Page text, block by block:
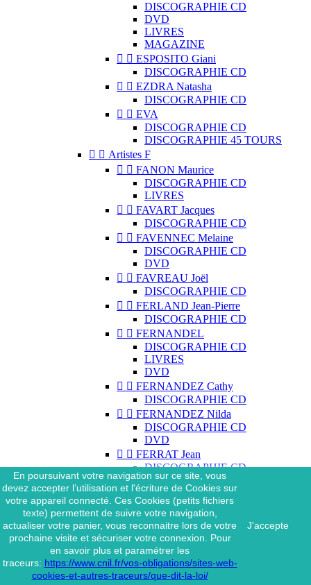
DISCOGRAPHIE CD
DVD
LIVRES
MAGAZINE
  ESPOSITO Giani
DISCOGRAPHIE CD
  EZDRA Natasha
DISCOGRAPHIE CD
  EVA
DISCOGRAPHIE CD
DISCOGRAPHIE 45 TOURS
  Artistes F
  FANON Maurice
DISCOGRAPHIE CD
LIVRES
  FAVART Jacques
DISCOGRAPHIE CD
  FAVENNEC Melaine
DISCOGRAPHIE CD
DVD
  FAVREAU Joël
DISCOGRAPHIE CD
  FERLAND Jean-Pierre
DISCOGRAPHIE CD
  FERNANDEL
DISCOGRAPHIE CD
LIVRES
DVD
  FERNANDEZ Cathy
DISCOGRAPHIE CD
  FERNANDEZ Nilda
DISCOGRAPHIE CD
DVD
  FERRAT Jean
DISCOGRAPHIE CD
DISCOGRAPHIE 45 TOURS
DISCOGRAPHIE 33 TOURS
DVD
MAGAZINE
  FERRAT Jean & SES
INTERPRÈTES
DISCOGRAPHIE CD
  FERRÉ Léo
En poursuivant votre navigation sur ce site, vous
devez accepter l’utilisation et l'écriture de Cookies sur
votre appareil connecté. Ces Cookies (petits fichiers
texte) permettent de suivre votre navigation,
actualiser votre panier, vous reconnaitre lors de votre
prochaine visite et sécuriser votre connexion. Pour
en savoir plus et paramétrer les
traceurs: https://www.cnil.fr/vos-obligations/sites-web-
cookies-et-autres-traceurs/que-dit-la-loi/
J'accepte